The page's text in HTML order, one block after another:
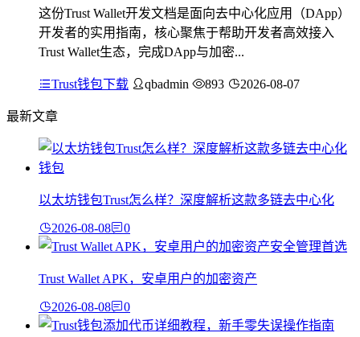
这份Trust Wallet开发文档是面向去中心化应用（DApp）
开发者的实用指南，核心聚焦于帮助开发者高效接入
Trust Wallet生态，完成DApp与加密...
Trust钱包下载 qbadmin 893 2026-08-07
最新文章
以太坊钱包Trust怎么样？深度解析这款多链去中心化
2026-08-08 0
Trust Wallet APK，安卓用户的加密资产
2026-08-08 0